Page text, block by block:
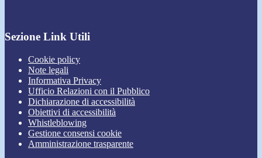
Sezione Link Utili
Cookie policy
Note legali
Informativa Privacy
Ufficio Relazioni con il Pubblico
Dichiarazione di accessibilità
Obiettivi di accessibilità
Whistleblowing
Gestione consensi cookie
Amministrazione trasparente